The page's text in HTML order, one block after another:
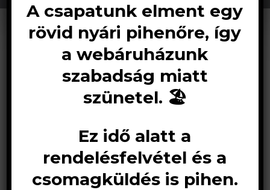
A csapatunk elment egy
rövid nyári pihenőre, így
a webáruházunk
szabadság miatt
szünetel. 🏖️
Ez idő alatt a
rendelésfelvétel és a
csomagküldés is pihen.